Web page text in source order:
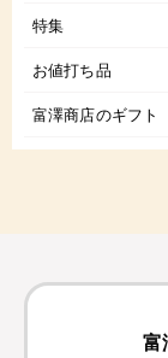
特集
お値打ち品
富澤商店のギフト
富